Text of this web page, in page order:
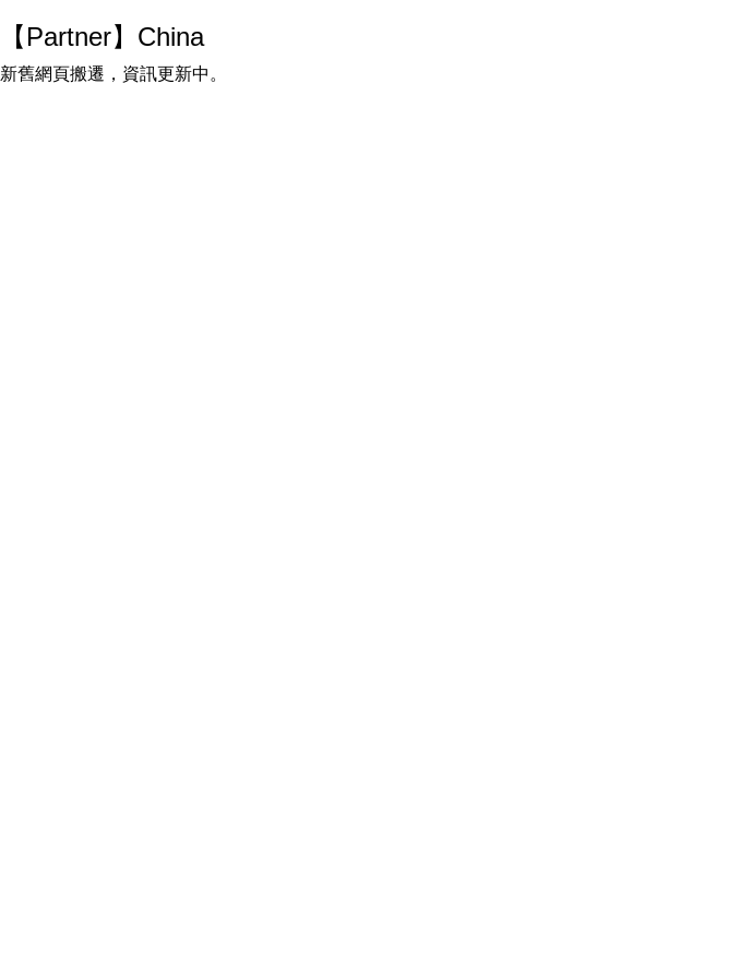
【Partner】China
新舊網頁搬遷，資訊更新中。